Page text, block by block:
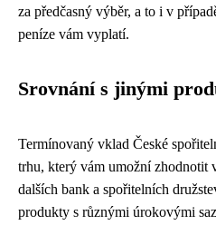
za předčasný výběr, a to i v
peníze vám vyplatí.
Srovnání s jinými
Termínovaný vklad České
trhu, který vám umožní zhodnotit
dalších bank a spořitelních
produkty s různými úrokovými